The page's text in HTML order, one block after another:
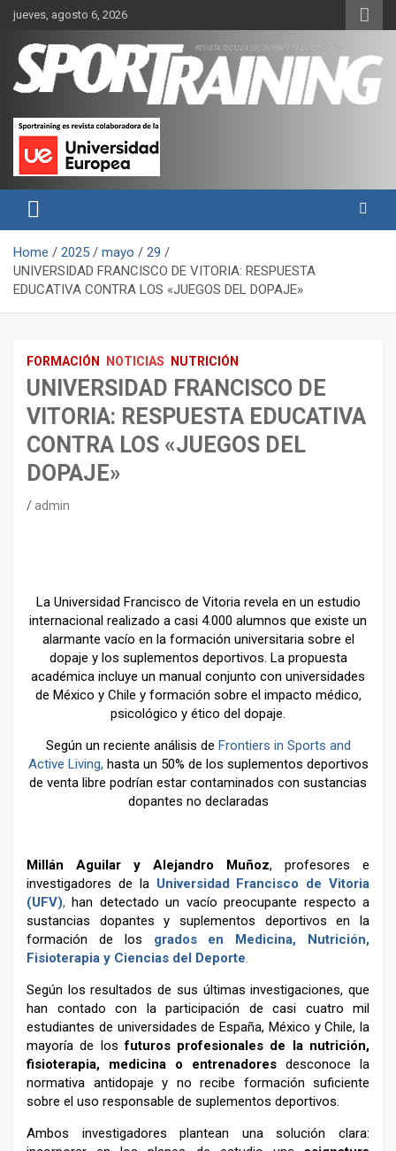
Skip
content
jueves, agosto 6, 2026
Revista técnica del deporte
Sport Training
rendimiento, nutrición y entrenamiento.
Home 2025 mayo
29
UNIVERSIDAD FRANCISCO DE VITORIA: RESPUESTA
EDUCATIVA CONTRA LOS «JUEGOS DEL DOPAJE»
FORMACIÓN NOTICIAS NUTRICIÓN
UNIVERSIDAD FRANCISCO DE
VITORIA: RESPUESTA EDUCATIVA
CONTRA LOS «JUEGOS DEL
DOPAJE»
admin
La Universidad Francisco de Vitoria revela en un estudio
internacional realizado a casi 4.000 alumnos que existe un
alarmante vacío en la formación universitaria sobre el
dopaje y los suplementos deportivos. La propuesta
académica incluye un manual conjunto con universidades
de México y Chile y formación sobre el impacto médico,
psicológico y ético del dopaje.
Según un reciente análisis de Frontiers in Sports and
Active Living, hasta un 50% de los suplementos deportivos
de venta libre podrían estar contaminados con sustancias
dopantes no declaradas
Millán Aguilar y Alejandro Muñoz, profesores e
investigadores de la Universidad Francisco de Vitoria
(UFV),han detectado un vacío preocupante respecto a
sustancias dopantes y suplementos deportivos en la
formación de los
grados en Medicina, Nutrición,
Fisioterapia y Ciencias del Deporte.
Según los resultados de sus últimas investigaciones, que
han contado con la participación de casi cuatro mil
estudiantes de universidades de España, México y Chile, la
mayoría de losfuturos profesionales de la nutrición,
fisioterapia, medicina o entrenadores desconoce la
normativa antidopaje y no recibe formación suficiente
sobre el uso responsable de suplementos deportivos.
Ambos investigadores plantean una solución clara: